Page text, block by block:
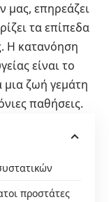
μας, επηρεάζει
τα επίπεδα
Η κατανόηση
είναι το
ζωή γεμάτη
παθήσεις.
προστάτες